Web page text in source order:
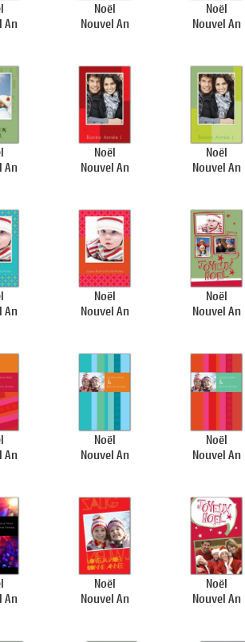
An
Noël
Nouvel An
Noël
Nouvel An
An
Noël
Nouvel An
Noël
Nouvel An
An
Noël
Nouvel An
Noël
Nouvel An
An
Noël
Nouvel An
Noël
Nouvel An
An
Noël
Nouvel An
Noël
Nouvel An